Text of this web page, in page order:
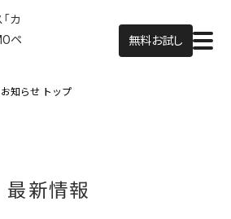
無料お試し
お知らせ トップ
最新情報